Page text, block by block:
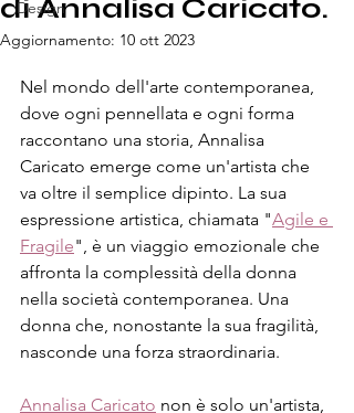
Design
di Annalisa Caricato.
Aggiornamento: 10 ott 2023
Nel mondo dell'arte contemporanea,
dove ogni pennellata e ogni forma
raccontano una storia, Annalisa
Caricato emerge come un'artista che
va oltre il semplice dipinto. La sua
espressione artistica, chiamata "Agile e
Fragile", è un viaggio emozionale che
affronta la complessità della donna
nella società contemporanea. Una
donna che, nonostante la sua fragilità,
nasconde una forza straordinaria.
Annalisa Caricato non è solo un'artista,